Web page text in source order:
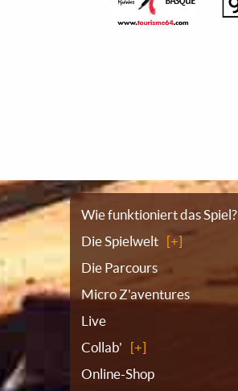
Sitemap
Wie funktioniert das Spiel?
Die Spielwelt
Die Parcours
Micro Z'aventures
Live
Collab'
Online-Shop